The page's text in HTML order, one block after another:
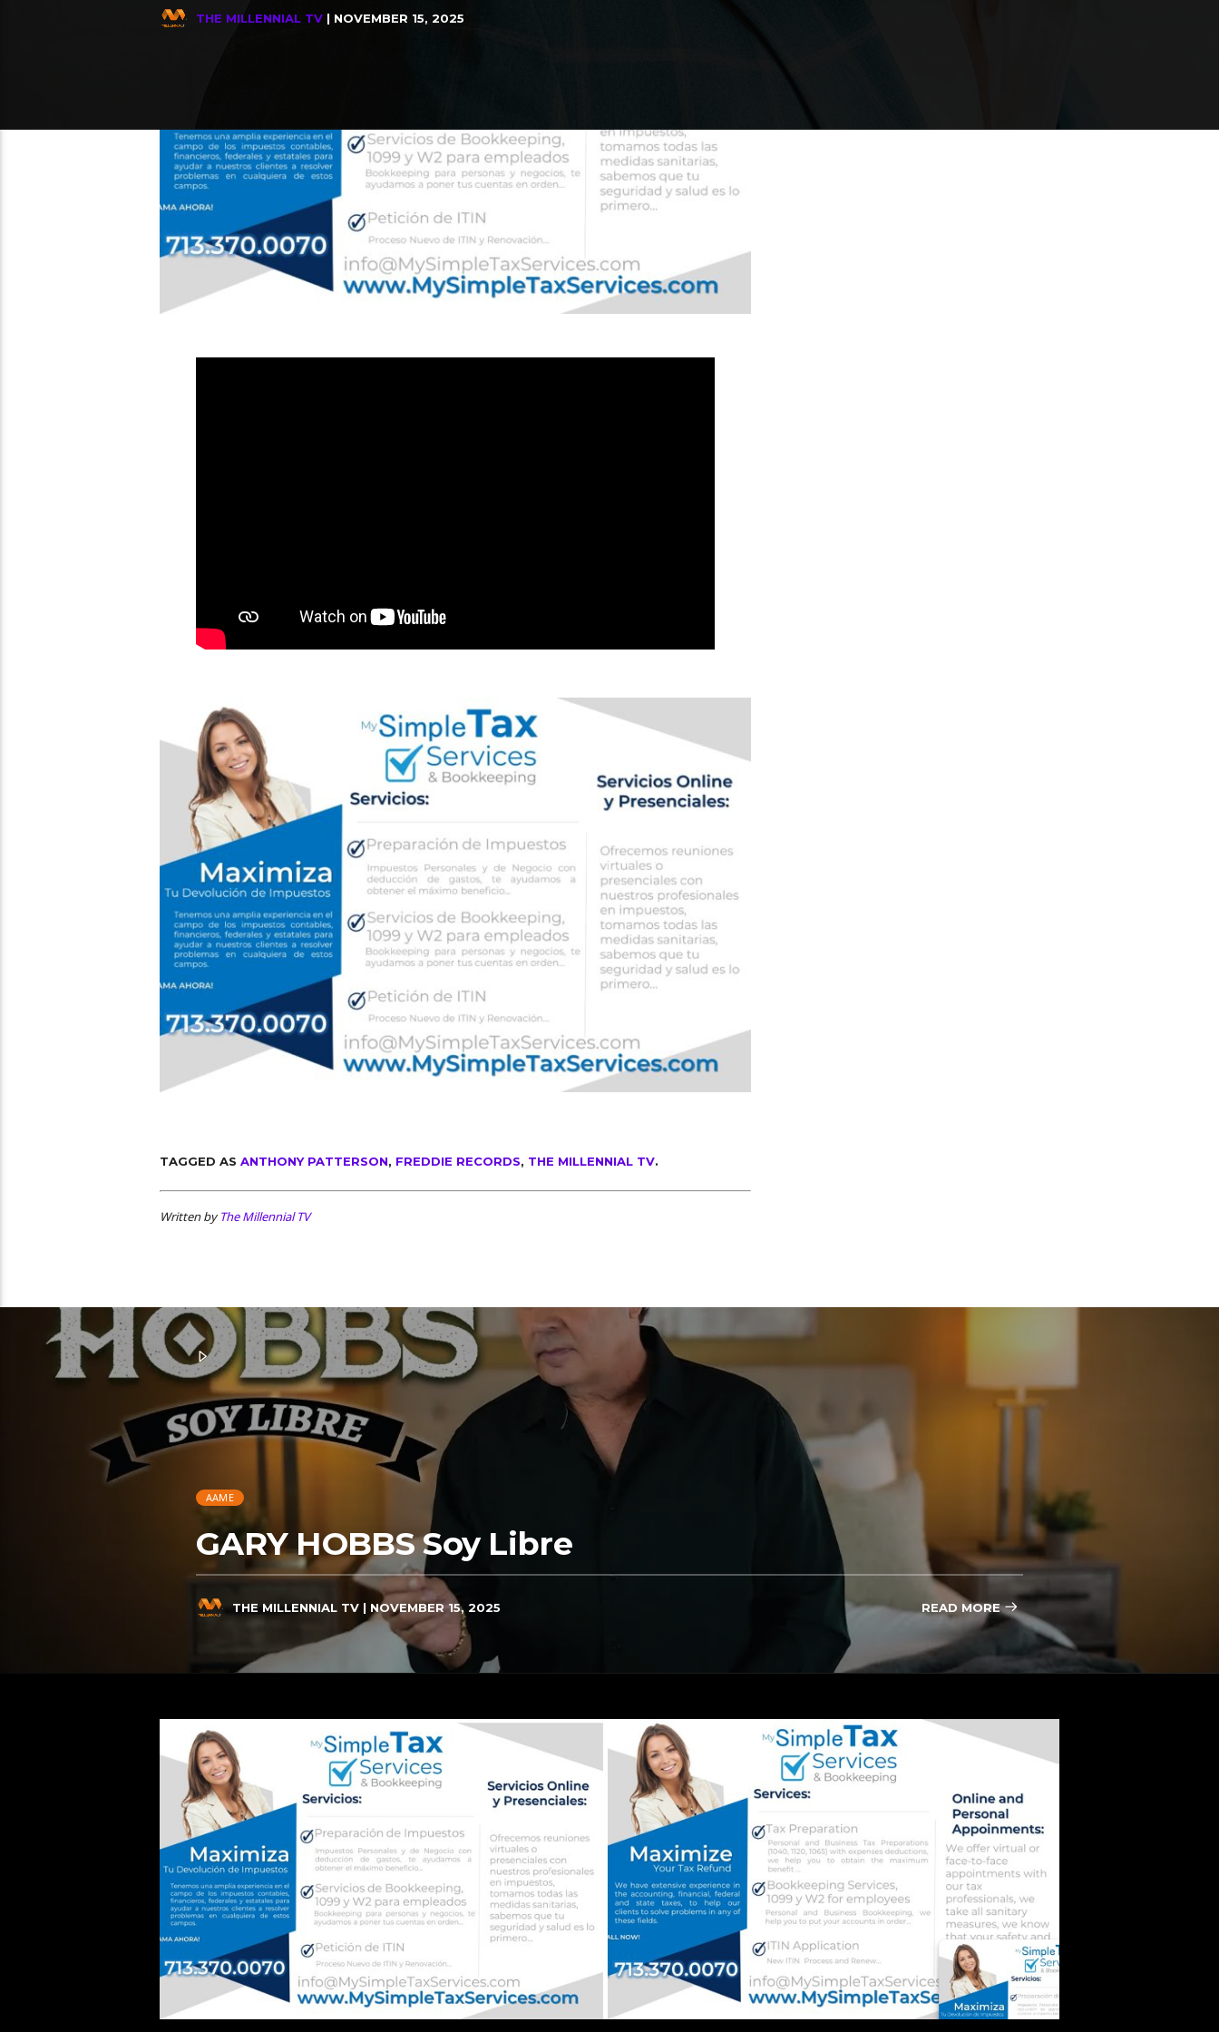
THE MILLENNIAL TV | NOVEMBER 15, 2025
Tito Nieves, Bailemos
4
DIGGER is only in theaters & IMAX on October 2, 2026
15
ARGENTINA VS INGLATERRA, Quien Ganara su lugar?, a la Final de la FIFA......
13
THE MILLENNIAL TV
TAGGED AS ANTHONY PATTERSON, FREDDIE RECORDS, THE MILLENNIAL TV.
Written byThe Millennial TV
AAME
GARY HOBBS Soy Libre
THE MILLENNIAL TV | NOVEMBER 15, 2025 READ MORE